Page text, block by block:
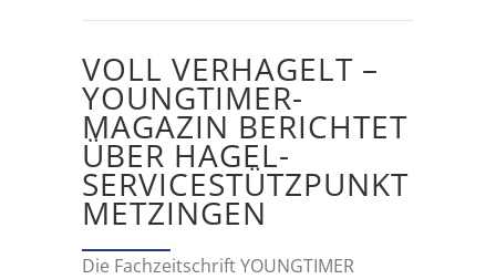
VOLL VERHAGELT –
YOUNGTIMER-
MAGAZIN BERICHTET
ÜBER HAGEL-
SERVICESTÜTZPUNKT
METZINGEN
Die Fachzeitschrift YOUNGTIMER